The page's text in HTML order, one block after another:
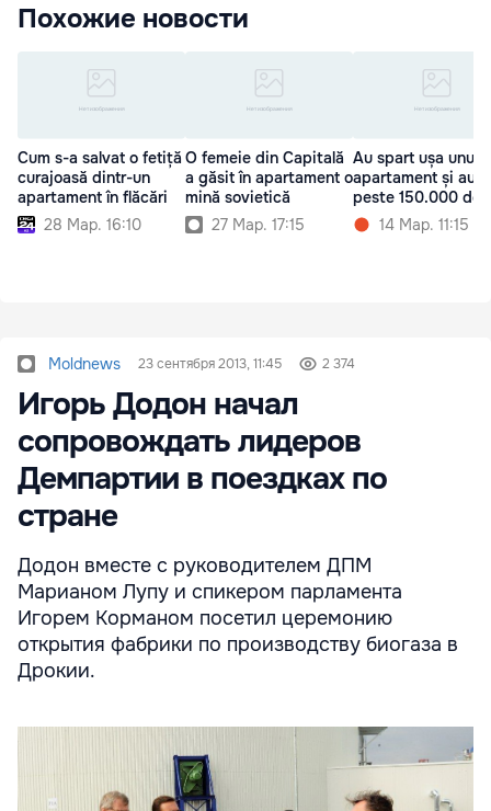
Похожие новости
Cum s-a salvat o fetiță
curajoasă dintr-un
apartament în flăcări
28 Мар. 16:10
O femeie din Capitală
a găsit în apartament o
mină sovietică
27 Мар. 17:15
Au spart ușa unui
apartament și au
peste 150.000 de
14 Мар. 11:15
Moldnews 23 сентября 2013, 11:45 2 374
Игорь Додон начал
сопровождать лидеров
Демпартии в поездках по
стране
Додон вместе с руководителем ДПМ
Марианом Лупу и спикером парламента
Игорем Корманом посетил церемонию
открытия фабрики по производству биогаза в
Дрокии.